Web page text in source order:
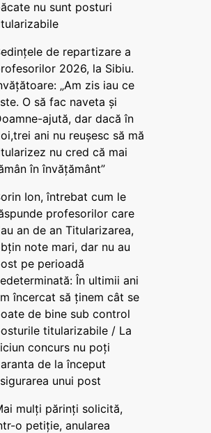
nu sunt posturi
de repartizare a
2026, la Sibiu.
„Am zis iau ce
O să fac naveta și
ajută, dar dacă în
ani nu reușesc să mă
nu cred că mai
în învățământ”
Ion, întrebat cum le
profesorilor care
an de an Titularizarea,
note mari, dar nu au
pe perioadă
În ultimii ani
încercat să ținem cât se
de bine sub control
titularizabile / La
concurs nu poți
de la început
unui post
mulți părinți solicită,
o petiție, anularea